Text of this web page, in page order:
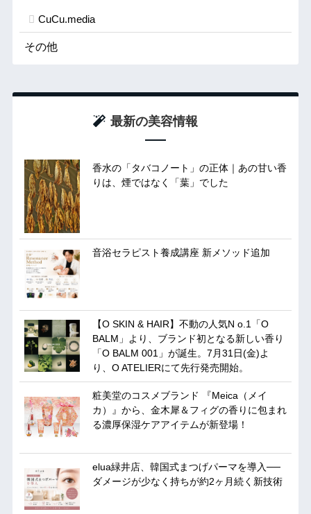
CuCu.media
その他
最新の美容情報
香水の「タバコノート」の正体｜あの甘い香
りは、煙ではなく「葉」でした
音浴セラピスト養成講座 新メソッド追加
【O SKIN & HAIR】不動の人気N o.1「O
BALM」より、ブランド初となる新しい香り
「O BALM 001」が誕生。7月31日(金)よ
り、O ATELIERにて先行発売開始。
粧美堂のコスメブランド 『Meica（メイ
カ）』から、金木犀＆フィグの香りに包まれ
る濃厚保湿ケアアイテムが新登場！
elua緑井店、韓国式まつげパーマを導入──
ダメージが少なく持ちが約2ヶ月続く新技術